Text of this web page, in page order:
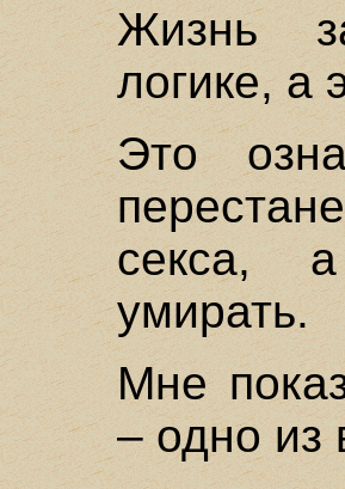
Жизнь
логике, а
Это
секса,
умирать.
Мне
– одно из